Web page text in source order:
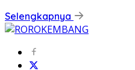
Selengkapnya